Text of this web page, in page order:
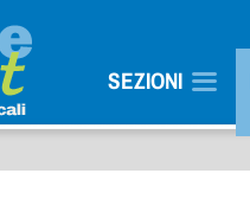
SEZIONI